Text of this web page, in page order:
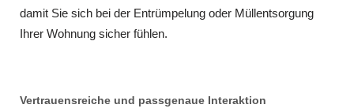
damit Sie sich bei der Entrümpelung oder Müllentsorgung
Ihrer Wohnung sicher fühlen.
Vertrauensreiche und passgenaue Interaktion